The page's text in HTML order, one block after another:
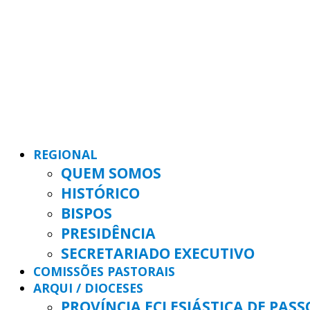
REGIONAL
QUEM SOMOS
HISTÓRICO
BISPOS
PRESIDÊNCIA
SECRETARIADO EXECUTIVO
COMISSÕES PASTORAIS
ARQUI / DIOCESES
PROVÍNCIA ECLESIÁSTICA DE